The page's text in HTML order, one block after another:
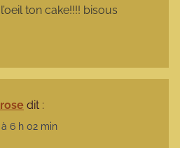
ton cake!!!! bisous
dit :
6 h 02 min